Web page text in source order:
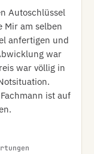
Autoschlüssel
Mir am selben
anfertigen und
war
war völlig in
ist auf